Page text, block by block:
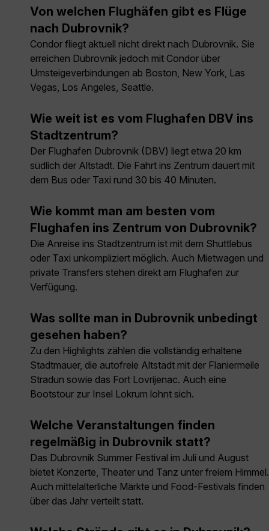
Von welchen Flughäfen gibt es Flüge
nach Dubrovnik?
Condor fliegt aktuell nicht direkt nach Dubrovnik. Sie
erreichen Dubrovnik jedoch mit Condor über
Umsteigeverbindungen ab Boston, New York, Las
Vegas, Los Angeles, Seattle.
Wie weit ist es vom Flughafen DBV ins
Stadtzentrum?
Der Flughafen Dubrovnik (DBV) liegt etwa 20 km
südlich der Altstadt. Die Fahrt ins Zentrum dauert mit
dem Bus oder Taxi rund 30 bis 40 Minuten.
Wie kommt man am besten vom
Flughafen ins Zentrum von Dubrovnik?
Die Anreise ins Stadtzentrum ist mit dem Shuttlebus
oder Taxi unkompliziert möglich. Auch Mietwagen und
private Transfers stehen direkt am Flughafen zur
Verfügung.
Was sollte man in Dubrovnik unbedingt
gesehen haben?
Zu den Highlights zählen die vollständig erhaltene
Stadtmauer, die autofreie Altstadt mit der Flaniermeile
Stradun sowie das Fort Lovrijenac. Auch eine
Bootstour zur Insel Lokrum lohnt sich.
Welche Veranstaltungen finden
regelmäßig in Dubrovnik statt?
Das Dubrovnik Summer Festival im Juli und August
bietet Konzerte, Theater und Tanz unter freiem Himmel.
Auch mittelalterliche Märkte und Food-Festivals finden
über das Jahr verteilt statt.